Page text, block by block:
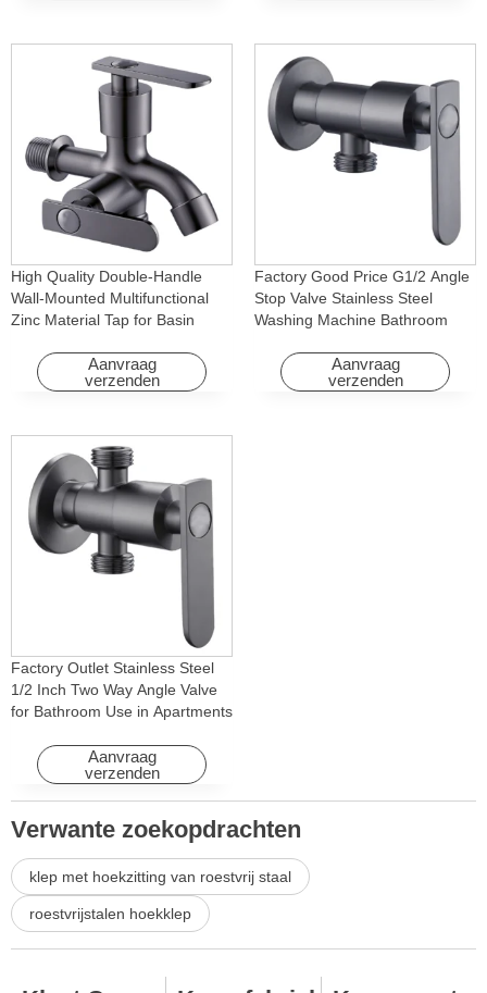
High Quality Double-Handle
Wall-Mounted Multifunctional
Zinc Material Tap for Basin
Homes
Aanvraag
verzenden
Factory Good Price G1/2 Angle
Stop Valve Stainless Steel
Washing Machine Bathroom
Apartments & Hotels
Aanvraag
verzenden
Factory Outlet Stainless Steel
1/2 Inch Two Way Angle Valve
for Bathroom Use in Apartments
Aanvraag
verzenden
Verwante zoekopdrachten
klep met hoekzitting van roestvrij staal
roestvrijstalen hoekklep